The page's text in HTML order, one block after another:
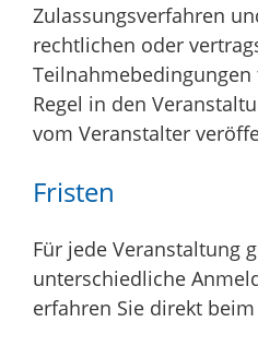
Zulassungsverfahren
rechtlichen oder
Regel in den
vom Veranstalter
Fristen
Für jede Veranstaltung
unterschiedliche
erfahren Sie direkt